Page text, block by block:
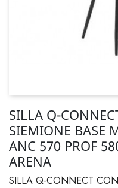
SILLA Q-
SIEMIONE BASE
ANC 570 PROF
ARENA
SILLA Q-CONNECT